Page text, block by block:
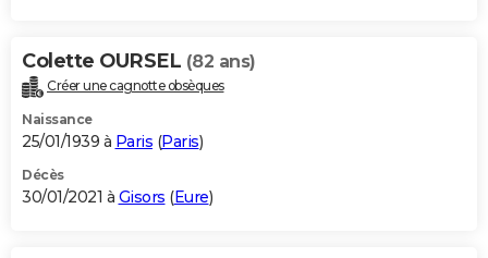
Colette OURSEL (82 ans)
Créer une cagnotte obsèques
Naissance
25/01/1939 à Paris (Paris)
Décès
30/01/2021 à Gisors (Eure)